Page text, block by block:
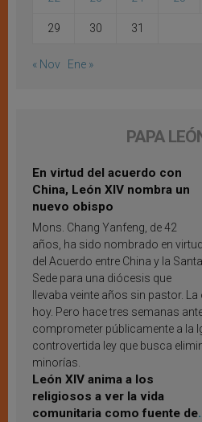
29 30 31
« Nov Ene »
PAPA
En virtud del acuerdo con
China, León XIV nombra un
nuevo obispo
Mons. Chang Yanfeng, de 42
años, ha sido nombrado en virtud
del Acuerdo entre China y la Santa
Sede para una diócesis que
llevaba veinte años sin pastor.
hoy. Pero hace tres semanas
comprometer públicamente a la
controvertida ley que busca
minorías.
León XIV anima a los
religiosos a ver la vida
comunitaria como fuente de